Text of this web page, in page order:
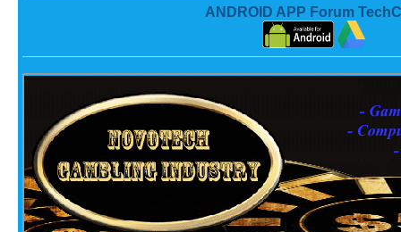
ANDROID APP Forum